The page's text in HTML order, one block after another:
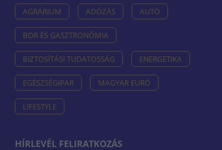
AGRÁRIUM ADÓZÁS AUTÓ
BOR ÉS GASZTRONÓMIA
BIZTOSÍTÁSI TUDATOSSÁG ENERGETIKA
EGÉSZSÉGIPAR MAGYAR EURÓ
LIFESTYLE
HÍRLEVÉL FELIRATKOZÁS